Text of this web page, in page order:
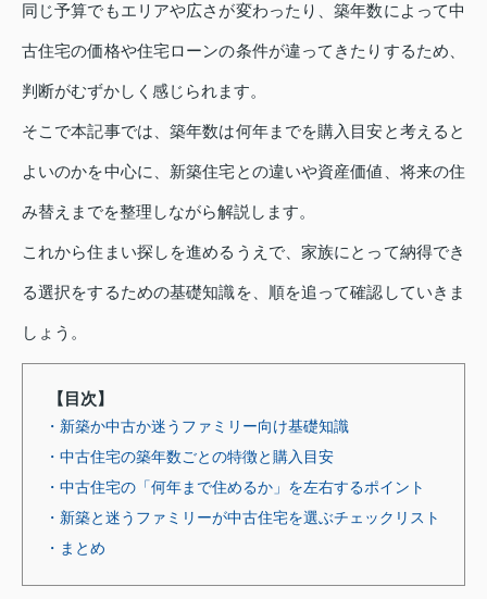
同じ予算でもエリアや広さが変わったり、築年数によって中
古住宅の価格や住宅ローンの条件が違ってきたりするため、
判断がむずかしく感じられます。
そこで本記事では、築年数は何年までを購入目安と考えると
よいのかを中心に、新築住宅との違いや資産価値、将来の住
み替えまでを整理しながら解説します。
これから住まい探しを進めるうえで、家族にとって納得でき
る選択をするための基礎知識を、順を追って確認していきま
しょう。
【目次】
・新築か中古か迷うファミリー向け基礎知識
・中古住宅の築年数ごとの特徴と購入目安
・中古住宅の「何年まで住めるか」を左右するポイント
・新築と迷うファミリーが中古住宅を選ぶチェックリスト
・まとめ